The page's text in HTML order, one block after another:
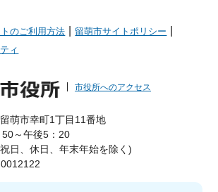
のご利用方法 留萌市サイトポリシー
ィ
市役所へのアクセス
萌市幸町1丁目11番地
50～午後5：20
日、休日、年末年始を除く)